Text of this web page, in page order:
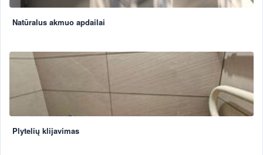
Natūralus akmuo apdailai
Plytelių klijavimas